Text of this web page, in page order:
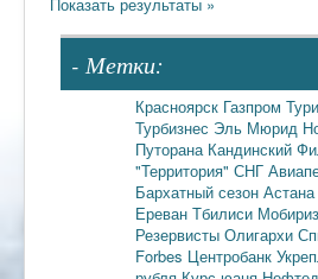
- Метки:
Красноярск Газпром
Турбизнес Эль Мюрид
Путорана Кандинский
"Территория" СНГ
Бархатный сезон Астана
Ереван Тбилиси
Резервисты Олигархи
Forbes Центробанк